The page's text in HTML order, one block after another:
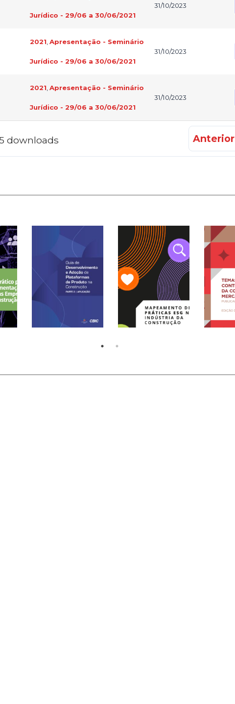
Jurídico - 29/06 a 30/06/2021
31/10/2023
2021, Apresentação - Seminário
Jurídico - 29/06 a 30/06/2021
31/10/2023
2021 Apresentação - Seminário
Jurídico - 29/06 a 30/06/2021
31/10/2023
downloads Anterior